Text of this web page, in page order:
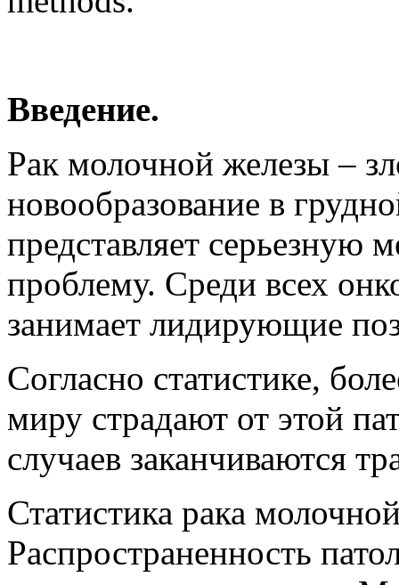
Введение.
Рак молочной железы –
новообразование в
представляет
проблему. Среди всех
занимает лидирующие
Согласно статистике,
миру страдают от этой
случаев заканчиваются
Статистика рака
Распространенность